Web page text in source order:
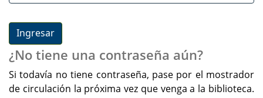
¿No tiene una contraseña aún?
Si todavía no tiene contraseña, pase por el mostrador
de circulación la próxima vez que venga a la biblioteca.